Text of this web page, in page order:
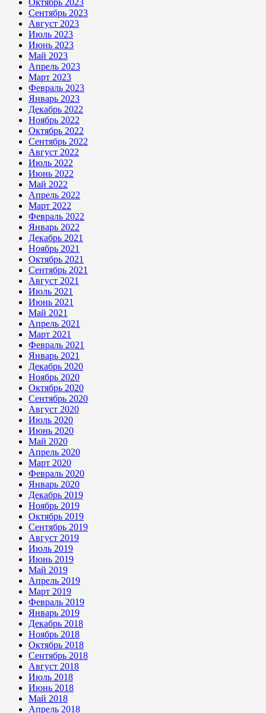
Сентябрь 2023
Август 2023
Июль 2023
Июнь 2023
Май 2023
Апрель 2023
Март 2023
Февраль 2023
Январь 2023
Декабрь 2022
Ноябрь 2022
Октябрь 2022
Сентябрь 2022
Август 2022
Июль 2022
Июнь 2022
Май 2022
Апрель 2022
Март 2022
Февраль 2022
Январь 2022
Декабрь 2021
Ноябрь 2021
Октябрь 2021
Сентябрь 2021
Август 2021
Июль 2021
Июнь 2021
Май 2021
Апрель 2021
Март 2021
Февраль 2021
Январь 2021
Декабрь 2020
Ноябрь 2020
Октябрь 2020
Сентябрь 2020
Август 2020
Июль 2020
Июнь 2020
Май 2020
Апрель 2020
Март 2020
Февраль 2020
Январь 2020
Декабрь 2019
Ноябрь 2019
Октябрь 2019
Сентябрь 2019
Август 2019
Июль 2019
Июнь 2019
Май 2019
Апрель 2019
Март 2019
Февраль 2019
Январь 2019
Декабрь 2018
Ноябрь 2018
Октябрь 2018
Сентябрь 2018
Август 2018
Июль 2018
Июнь 2018
Май 2018
Апрель 2018